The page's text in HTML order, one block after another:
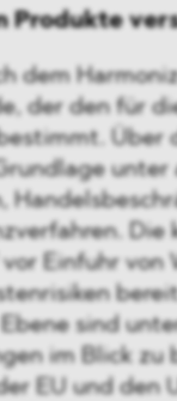
Produkte
dem
der den für
Über
unter
Die
Einfuhr von
sind
im Blick zu
EU und den